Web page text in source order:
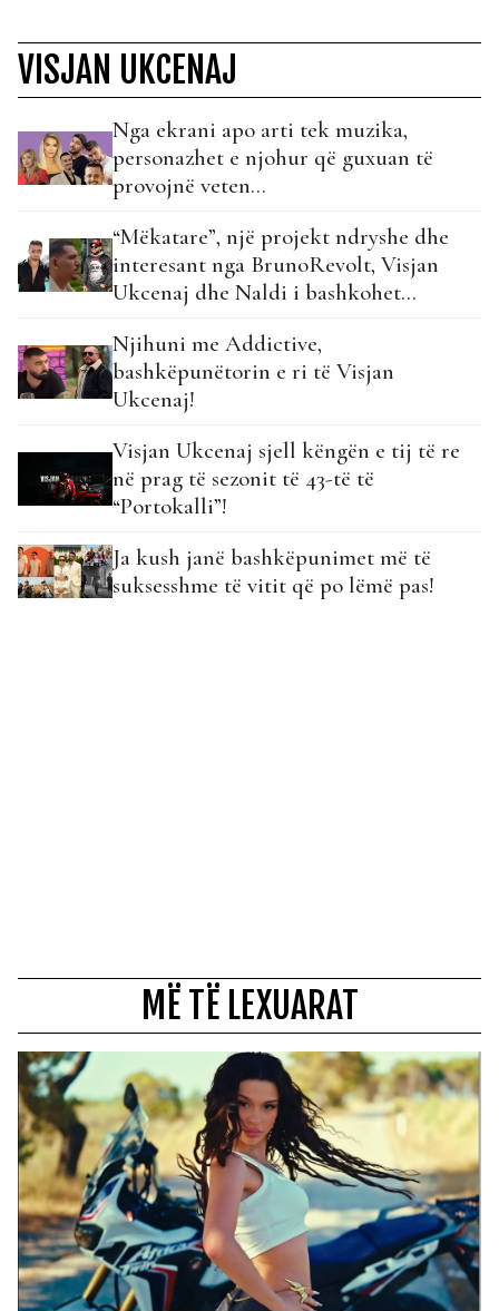
VISJAN UKCENAJ
Nga ekrani apo arti tek muzika,
personazhet e njohur që guxuan të
provojnë veten…
“Mëkatare”, një projekt ndryshe dhe
interesant nga BrunoRevolt, Visjan
Ukcenaj dhe Naldi i bashkohet
Njihuni me Addictive,
bashkëpunëtorin e ri të Visjan
Ukcenaj!
Visjan Ukcenaj sjell këngën e tij të re
në prag të sezonit të 43-të të
“Portokalli”!
Ja kush janë bashkëpunimet më të
suksesshme të vitit që po lëmë pas!
MË TË LEXUARAT